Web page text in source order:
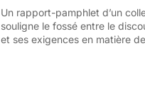
Un rapport-pamphlet d’un
souligne le fossé entre le
et ses exigences en matière